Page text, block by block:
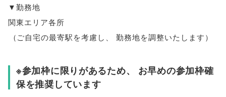
▼勤務地
関東エリア各所
（ご自宅の最寄駅を考慮し 、 勤務地を調整いたします）
※参加枠に限りがあるため、
お早めの参加枠確
保を推奨しています